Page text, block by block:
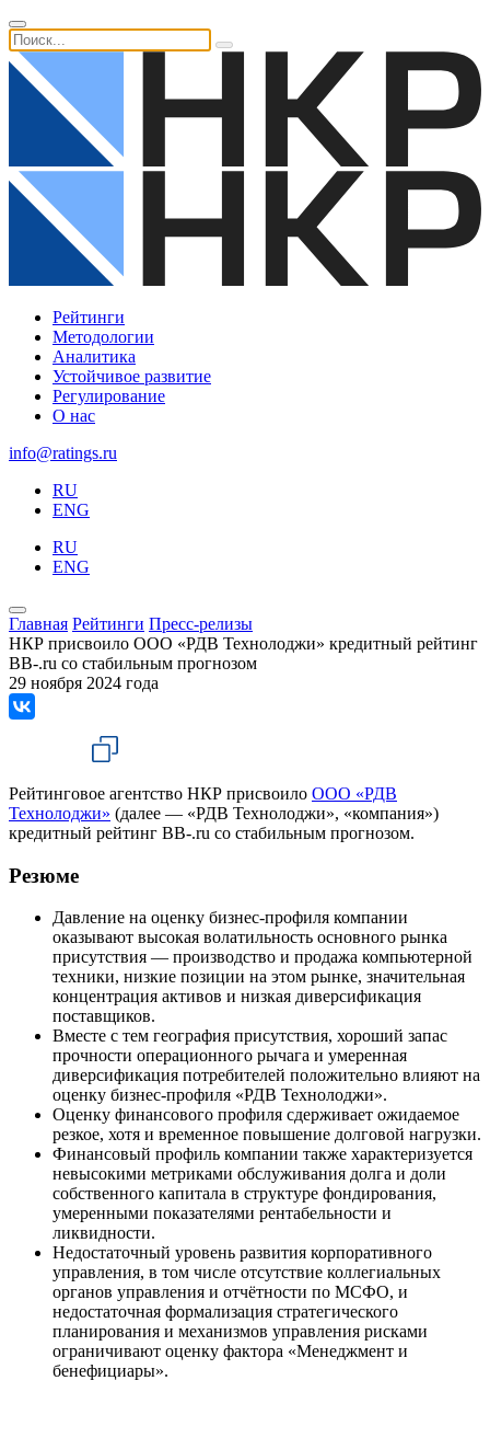
Рейтинги
Методологии
Аналитика
Устойчивое развитие
Регулирование
О нас
info@ratings.ru
RU
ENG
RU
ENG
Главная Рейтинги Пресс-релизы
НКР присвоило ООО «РДВ Технолоджи» кредитный рейтинг
BB-.ru со стабильным прогнозом
29 ноября 2024 года
Рейтинговое агентство НКР присвоило ООО «РДВ
Технолоджи» (далее — «РДВ Технолоджи», «компания»)
кредитный рейтинг BB-.ru со стабильным прогнозом.
Резюме
Давление на оценку бизнес-профиля компании
оказывают высокая волатильность основного рынка
присутствия — производство и продажа компьютерной
техники, низкие позиции на этом рынке, значительная
концентрация активов и низкая диверсификация
поставщиков.
Вместе с тем география присутствия, хороший запас
прочности операционного рычага и умеренная
диверсификация потребителей положительно влияют на
оценку бизнес-профиля «РДВ Технолоджи».
Оценку финансового профиля сдерживает ожидаемое
резкое, хотя и временное повышение долговой нагрузки.
Финансовый профиль компании также характеризуется
невысокими метриками обслуживания долга и доли
собственного капитала в структуре фондирования,
умеренными показателями рентабельности и
ликвидности.
Недостаточный уровень развития корпоративного
управления, в том числе отсутствие коллегиальных
органов управления и отчётности по МСФО, и
недостаточная формализация стратегического
планирования и механизмов управления рисками
ограничивают оценку фактора «Менеджмент и
бенефициары».